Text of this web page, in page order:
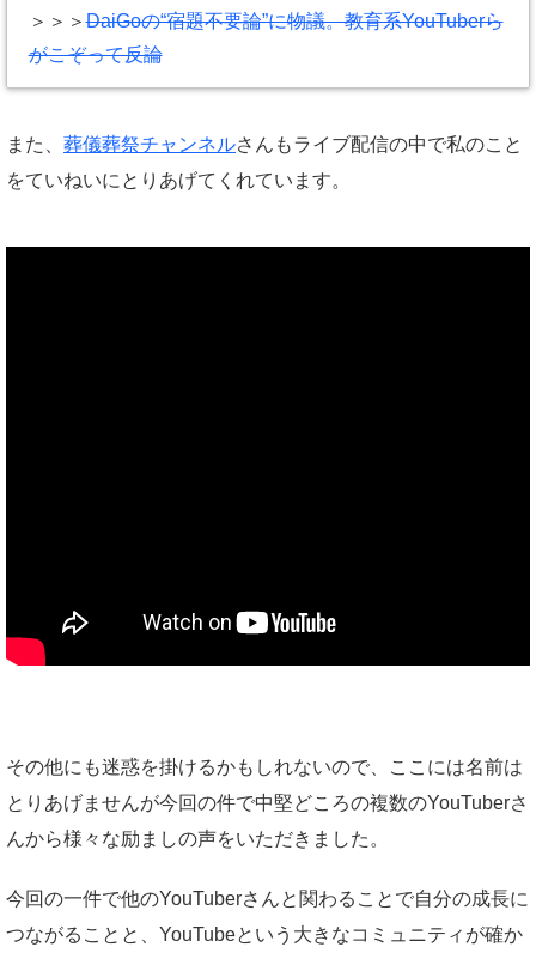
＞＞＞DaiGoの“宿題不要論”に物議。教育系YouTuberら
がこぞって反論
また、 葬儀葬祭チャンネルさんもライブ配信の中で私のこと
をていねいにとりあげてくれています。
その他にも迷惑を掛けるかもしれないので、ここには名前は
とりあげませんが今回の件で中堅どころの複数のYouTuberさ
んから様々な励ましの声をいただきました。
今回の一件で他のYouTuberさんと関わることで自分の成長に
つながることと、YouTubeという大きなコミュニティが確か